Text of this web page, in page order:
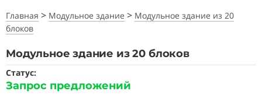
Главная > Модульное здание > Модульное здание из 20
блоков
Модульное здание из 20 блоков
Статус:
Запрос предложений